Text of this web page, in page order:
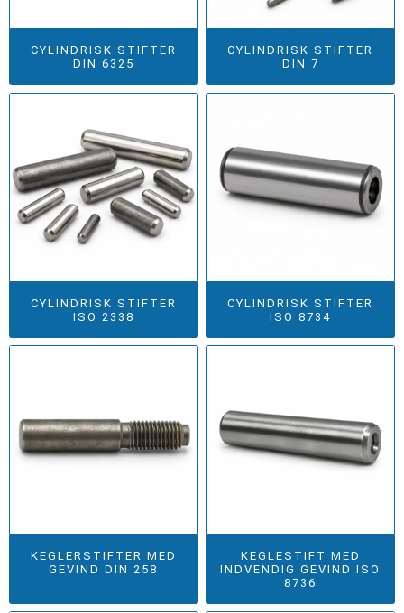
CYLINDRISK STIFTER
DIN 6325
CYLINDRISK STIFTER
DIN 7
CYLINDRISK STIFTER
ISO 2338
CYLINDRISK STIFTER
ISO 8734
KEGLERSTIFTER MED
GEVIND DIN 258
KEGLESTIFT MED
INDVENDIG GEVIND ISO
8736